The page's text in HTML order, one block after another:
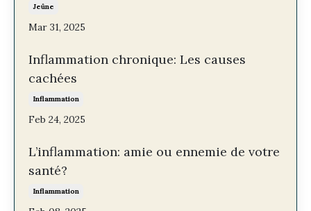
Jeûne
Mar 31, 2025
Inflammation chronique: Les causes
cachées
Inflammation
Feb 24, 2025
L’inflammation: amie ou ennemie de votre
santé?
Inflammation